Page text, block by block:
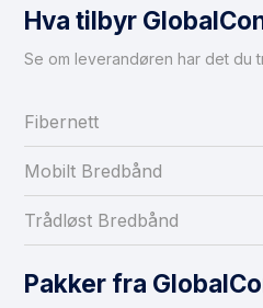
Hva tilbyr
Se om leverandøren har det du
Fibernett
Mobilt Bredbånd
Trådløst Bredbånd
Pakker fra